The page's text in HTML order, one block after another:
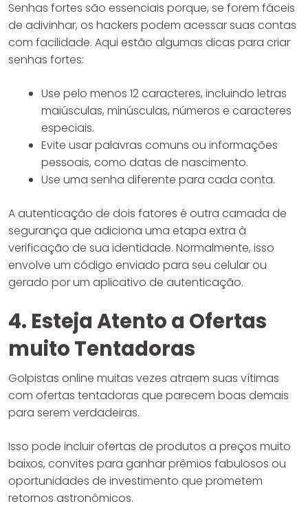
Senhas fortes são essenciais porque, se forem fáceis
de adivinhar, os hackers podem acessar suas contas
com facilidade. Aqui estão algumas dicas para criar
senhas fortes:
Use pelo menos 12 caracteres, incluindo letras
maiúsculas, minúsculas, números e caracteres
especiais.
Evite usar palavras comuns ou informações
pessoais, como datas de nascimento.
Use uma senha diferente para cada conta.
A autenticação de dois fatores é outra camada de
segurança que adiciona uma etapa extra à
verificação de sua identidade. Normalmente, isso
envolve um código enviado para seu celular ou
gerado por um aplicativo de autenticação.
4. Esteja Atento a Ofertas
muito Tentadoras
Golpistas online muitas vezes atraem suas vítimas
com ofertas tentadoras que parecem boas demais
para serem verdadeiras.
Isso pode incluir ofertas de produtos a preços muito
baixos, convites para ganhar prêmios fabulosos ou
oportunidades de investimento que prometem
retornos astronômicos.